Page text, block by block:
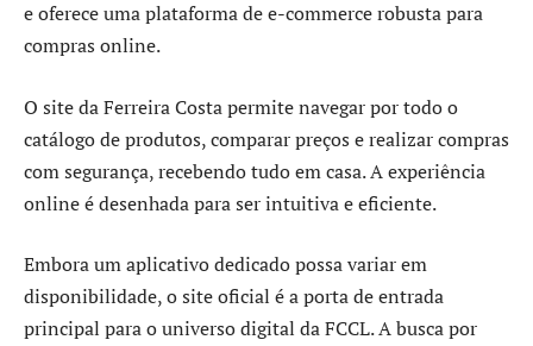
e oferece uma plataforma de e-commerce robusta para
compras online.
O site da Ferreira Costa permite navegar por todo o
catálogo de produtos, comparar preços e realizar compras
com segurança, recebendo tudo em casa. A experiência
online é desenhada para ser intuitiva e eficiente.
Embora um aplicativo dedicado possa variar em
disponibilidade, o site oficial é a porta de entrada
principal para o universo digital da FCCL. A busca por